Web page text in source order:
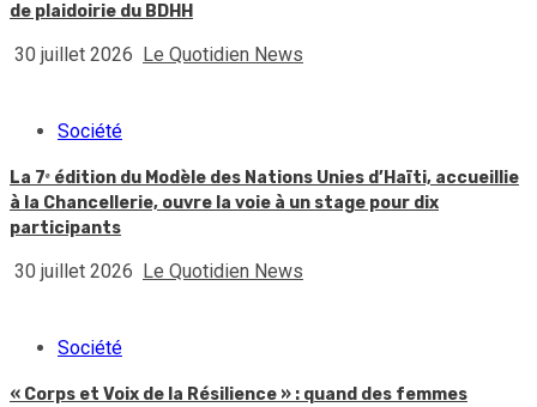
de plaidoirie du BDHH
30 juillet 2026 Le Quotidien News
Société
La 7ᵉ édition du Modèle des Nations Unies d’Haïti, accueillie
à la Chancellerie, ouvre la voie à un stage pour dix
participants
30 juillet 2026 Le Quotidien News
Société
« Corps et Voix de la Résilience » : quand des femmes